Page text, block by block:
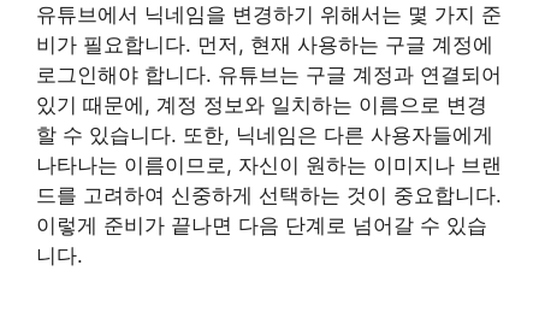
유튜브에서 닉네임을 변경하기 위해서는 몇 가지 준
비가 필요합니다. 먼저, 현재 사용하는 구글 계정에
로그인해야 합니다. 유튜브는 구글 계정과 연결되어
있기 때문에, 계정 정보와 일치하는 이름으로 변경
할 수 있습니다. 또한, 닉네임은 다른 사용자들에게
나타나는 이름이므로, 자신이 원하는 이미지나 브랜
드를 고려하여 신중하게 선택하는 것이 중요합니다.
이렇게 준비가 끝나면 다음 단계로 넘어갈 수 있습
니다.